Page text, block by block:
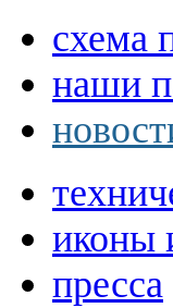
схема
наши
иконы
пресса